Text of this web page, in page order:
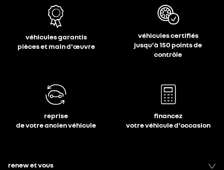
véhicules garantis
pièces et main d'œuvre
véhicules certifiés
jusqu'à 150 points de
contrôle
reprise
de votre ancien véhicule
financez
votre véhicule d'occasion
renew et vous